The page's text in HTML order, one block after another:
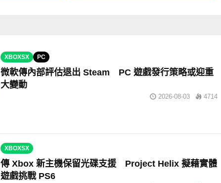
XBOXSX PC
微軟傳內部評估退出 Steam PC 遊戲發行策略或迎重
大變動
2026-08-03 4714
XBOXSX
傳 Xbox 新主機保留光碟支援 Project Helix 擬藉實體
遊戲挑戰 PS6